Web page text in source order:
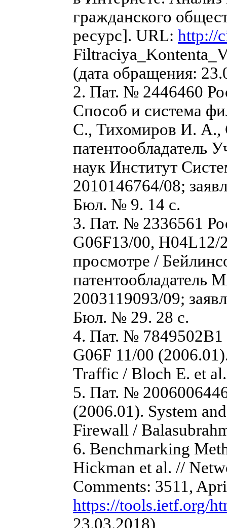
гражданского
ресурс]. URL: http://
(дата обращения:
2. Пат. № 2446460
Способ и система
С., Тихомиров И. А.,
патентообладатель
наук Институт
2010146764/08;
Бюл. № 9. 14 с.
3. Пат. № 2336561
G06F13/00, H04L12/
просмотре /
2003119093/09;
Бюл. № 29. 28 с.
4. Пат. №
G06F 11/00
Traffic / Bloch E. et
5. Пат. №
(2006.01). System
Firewall /
6. Benchmarking
Hickman et al. //
Comments: 3511,
https://tools.ietf.org/
23.03.2018)